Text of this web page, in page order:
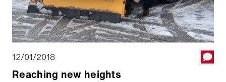
12/01/2018
Reaching new heights